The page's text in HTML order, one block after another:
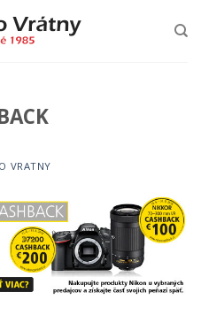
VRATNY